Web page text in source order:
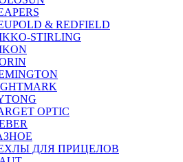
& REDFIELD
STIRLING
OPTIC
ДЛЯ ПРИЦЕЛОВ